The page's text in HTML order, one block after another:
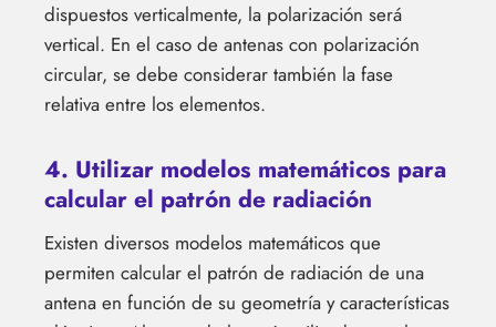
dispuestos verticalmente, la polarización será
vertical. En el caso de antenas con polarización
circular, se debe considerar también la fase
relativa entre los elementos.
4. Utilizar modelos matemáticos para
calcular el patrón de radiación
Existen diversos modelos matemáticos que
permiten calcular el patrón de radiación de una
antena en función de su geometría y características